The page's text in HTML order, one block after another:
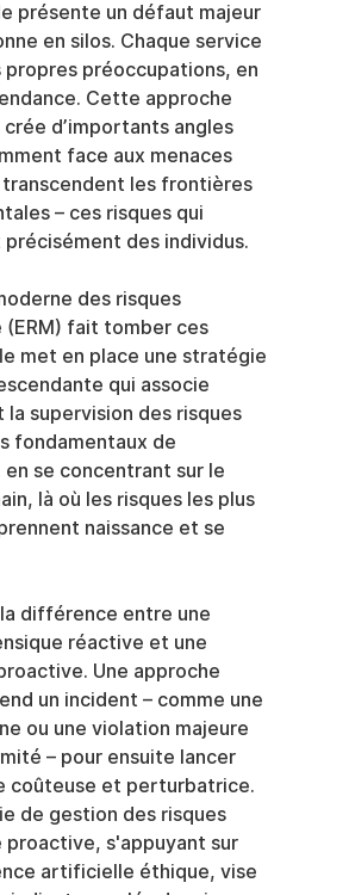
présente un défaut majeur
en silos. Chaque service
propres préoccupations, en
Cette approche
d’importants angles
face aux menaces
les frontières
– ces risques qui
des individus.
des risques
fait tomber ces
met en place une stratégie
qui associe
supervision des risques
fondamentaux de
se concentrant sur le
là où les risques les plus
naissance et se
différence entre une
réactive et une
Une approche
un incident – comme une
ou une violation majeure
– pour ensuite lancer
coûteuse et perturbatrice.
de gestion des risques
s'appuyant sur
artificielle éthique, vise